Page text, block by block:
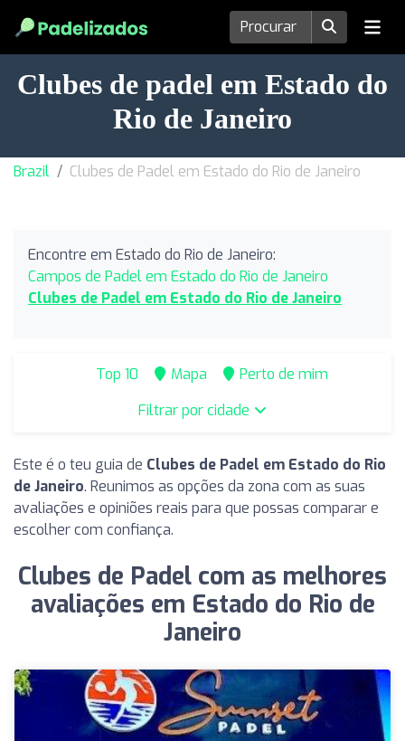
Clubes de padel em Estado do
Rio de Janeiro
Brazil Clubes de Padel em Estado do Rio de Janeiro
Encontre em Estado do Rio de Janeiro:
Campos de Padel em Estado do Rio de Janeiro
Clubes de Padel em Estado do Rio de Janeiro
Top 10 Mapa
Perto de mim
Filtrar por cidade
Este é o teu guia de Clubes de Padel em Estado do Rio
de Janeiro. Reunimos as opções da zona com as suas
avaliações e opiniões reais para que possas comparar e
escolher com confiança.
Clubes de Padel com as melhores
avaliações em Estado do Rio de
Janeiro